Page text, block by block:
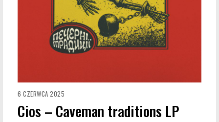
6 CZERWCA 2025
Cios – Caveman traditions LP